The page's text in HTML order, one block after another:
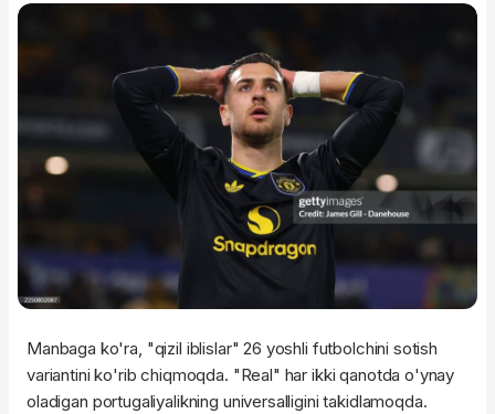
Manbaga ko'ra, "qizil iblislar" 26 yoshli futbolchini sotish
variantini ko'rib chiqmoqda. "Real" har ikki qanotda o'ynay
oladigan portugaliyalikning universalligini takidlamoqda.